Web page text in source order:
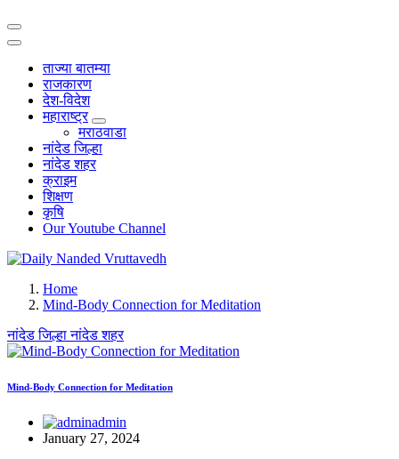
ताज्या बातम्या
राजकारण
देश-विदेश
महाराष्ट्र
मराठवाडा
नांदेड जिल्हा
नांदेड शहर
क्राइम
शिक्षण
कृषि
Our Youtube Channel
leading news portal of Nanded
Home
Mind-Body Connection for Meditation
नांदेड जिल्हानांदेड शहर
Mind-Body Connection for Meditation
admin
January 27, 2024